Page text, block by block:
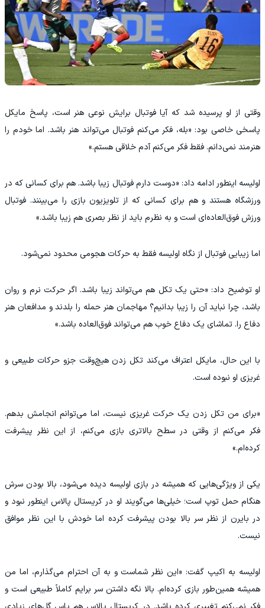
وقتی از او پرسیده شد که آیا فوتبال برایش نوعی هنر است، پاسخ مایکل
پاسخی خاصی بود: «بله، فکر می‌کنم فوتبال می‌تواند هنر باشد. اما خودم را
هنرمند نمی‌دانم. فقط فکر می‌کنم آدم خلاقی هستم.»
اولیسه اینطور ادامه داد: «دوست دارم فوتبال زیبا باشد. هم برای کسانی که در
ورزشگاه هستند و هم برای کسانی که از تلویزیون بازی را می‌بینند. فوتبال
ورزش فوق‌العاده‌ای است و به نظرم باید از نظر بصری هم زیبا باشد.»
اما زیبایی فوتبال از نگاه اولیسه فقط به حرکات هجومی محدود نمی‌شود.
او توضیح داد: «حتی یک تکل هم می‌تواند زیبا باشد. اگر حرکت نرم و روان
باشد، چرا نباید آن را زیبا بدانیم؟ مهاجمان هنر حمله را بلدند و مدافعان هنر
دفاع را. تماشای یک دفاع خوب هم می‌تواند فوق‌العاده باشد.»
با این حال، مایکل اعتراف می‌کند تکل زدن هیچ‌وقت جزو حرکات طبیعی و
غریزی او نبوده است.
«برای من تکل زدن یک حرکت غریزی نیست، اما می‌توانم انجامش بدهم.
فکر می‌کنم از وقتی در سطح بالاتری بازی می‌کنم، از این نظر پیشرفت
کرده‌ام.»
یکی از ویژگی‌هایی که همیشه در بازی اولیسه دیده می‌شود، بالا بودن سرش
هنگام حمل توپ است؛ خیلی‌ها می‌گویند او در کریستال پالاس اینطور نبود و
در بایرن از نظر سر بالا بودن پیشرفت کرده اما خودش با این نظر موافق
نیست.
اولیسه به اکیپ گفت: «این نظر شماست و به آن احترام می‌گذارم، اما من
همیشه همین‌طور بازی کرده‌ام. بالا نگه داشتن سر برایم کاملاً طبیعی است و